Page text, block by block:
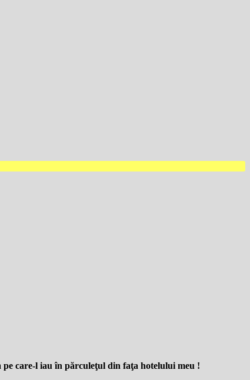
care-l iau în părculeţul din faţa hotelului meu !